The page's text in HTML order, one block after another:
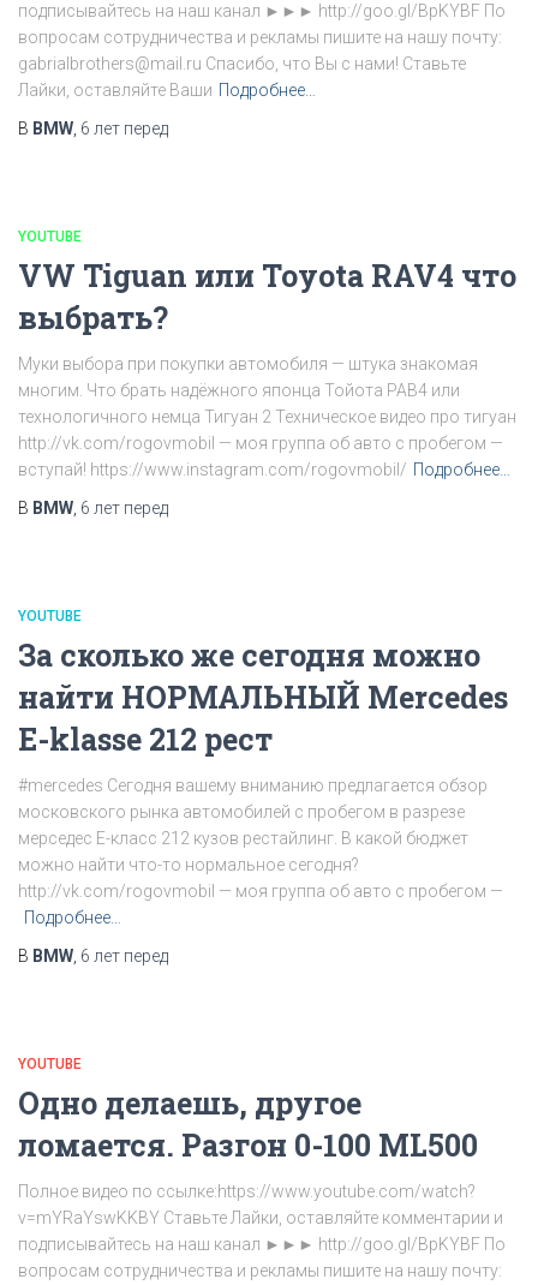
подписывайтесь на наш канал ►►► http://goo.gl/BpKYBF По
вопросам сотрудничества и рекламы пишите на нашу почту:
gabrialbrothers@mail.ru Спасибо, что Вы с нами! Ставьте
Лайки, оставляйте Ваши Подробнее…
В BMW 6 лет перед
YOUTUBE
VW Tiguan или Toyota RAV4 что
выбрать?
Муки выбора при покупки автомобиля — штука знакомая
многим. Что брать надёжного японца Тойота РАВ4 или
технологичного немца Тигуан 2 Техническое видео про тигуан
http://vk.com/rogovmobil — моя группа об авто с пробегом —
вступай! https://www.instagram.com/rogovmobil/ Подробнее…
В BMW 6 лет перед
YOUTUBE
За сколько же сегодня можно
найти НОРМАЛЬНЫЙ Mercedes
E-klasse 212 рест
#mercedes Сегодня вашему вниманию предлагается обзор
московского рынка автомобилей с пробегом в разрезе
мерседес Е-класс 212 кузов рестайлинг. В какой бюджет
можно найти что-то нормальное сегодня?
http://vk.com/rogovmobil — моя группа об авто с пробегом —
Подробнее…
В BMW 6 лет перед
YOUTUBE
Одно делаешь, другое
ломается. Разгон 0-100 ML500
Полное видео по ссылке:https://www.youtube.com/watch?
v=mYRaYswKKBY Ставьте Лайки, оставляйте комментарии и
подписывайтесь на наш канал ►►► http://goo.gl/BpKYBF По
вопросам сотрудничества и рекламы пишите на нашу почту: